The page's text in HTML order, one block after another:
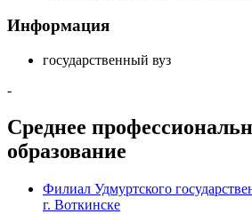
Информация
государственный вуз
-
Среднее
образование
Филиал Удмуртского
г. Воткинске